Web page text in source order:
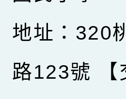
地址：320
路123號